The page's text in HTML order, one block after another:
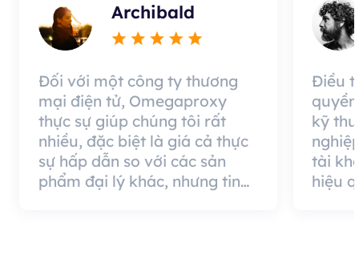
Archibald
Đối với một công ty thương
mại điện tử, Omegaproxy
thực sự giúp chúng tôi rất
nhiều, đặc biệt là giá cả thực
sự hấp dẫn so với các sản
phẩm đại lý khác, nhưng tin
Điều
kỹ
tài
hiệu